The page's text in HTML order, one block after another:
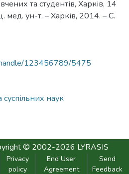
та студентів, Харків, 14
мед. ун-т. – Харків, 2014. – С.
123456789/5475
наук
© 2002-2026 LYRASIS
Privacy
policy
End User
Agreement
Send
Feedback